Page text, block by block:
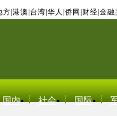
方 港澳 台湾 华人 侨网 财经 金融
国内 社会 国际